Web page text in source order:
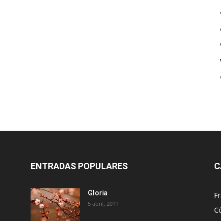
ENTRADAS POPULARES
Gloria
5 abril, 2011